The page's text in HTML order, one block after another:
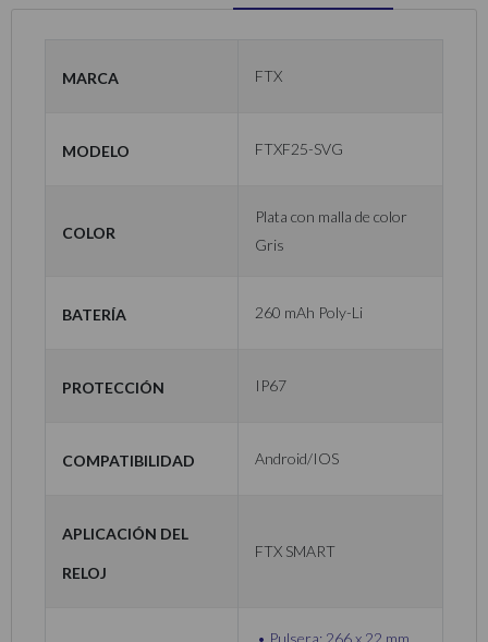
Marca FTX
Modelo FTXF25-SVG
Color
Plata con malla de color
Gris
Batería 260 mAh Poly-Li
Protección IP67
Compatibilidad Android/IOS
Aplicación del
Reloj
FTX SMART
Pulsera: 266 x 22 mm